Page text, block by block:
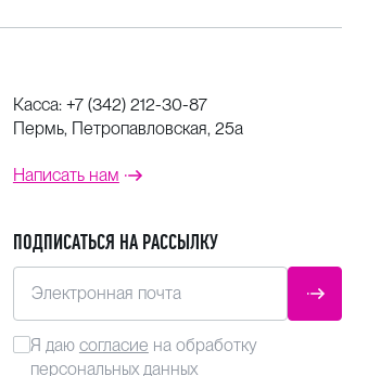
Касса: +7 (342) 212-30-87
Пермь, Петропавловская, 25а
Написать нам
ПОДПИСАТЬСЯ НА РАССЫЛКУ
Электронная почта
Я даю согласие на обработку
персональных данных